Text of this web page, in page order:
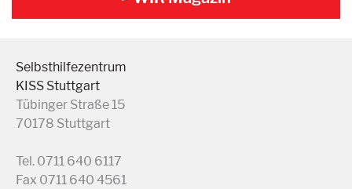
Selbsthilfezentrum
KISS Stuttgart
Tübinger Straße 15
70178 Stuttgart
Tel. 0711 640 6117
Fax 0711 640 4561